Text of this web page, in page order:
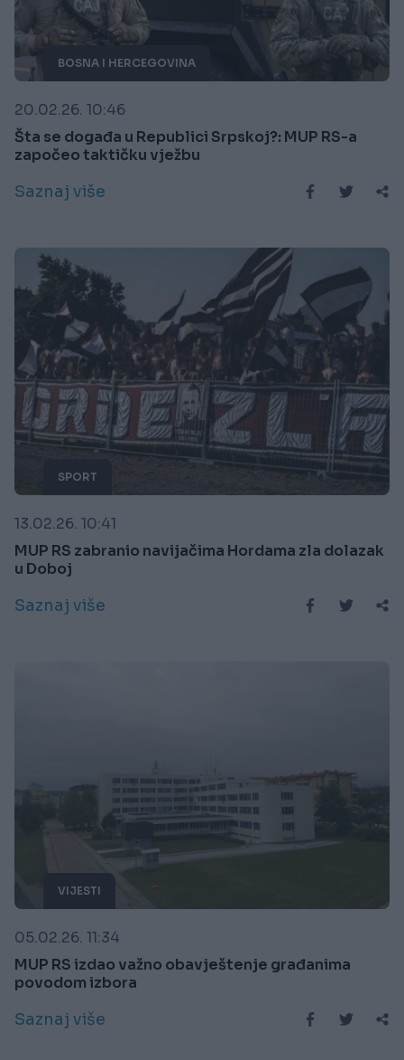
BOSNA I HERCEGOVINA
20.02.26. 10:46
Šta se događa u Republici Srpskoj?: MUP RS-a
započeo taktičku vježbu
Saznaj više
SPORT
13.02.26. 10:41
MUP RS zabranio navijačima Hordama zla dolazak
u Doboj
Saznaj više
VIJESTI
05.02.26. 11:34
MUP RS izdao važno obavještenje građanima
povodom izbora
Saznaj više